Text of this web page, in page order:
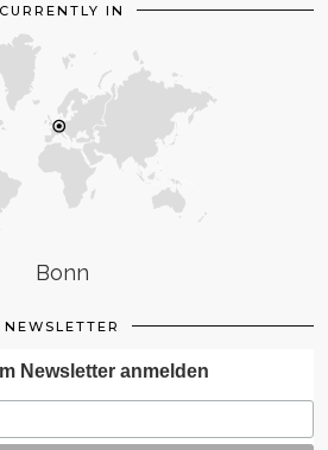
CURRENTLY IN
Bonn
NEWSLETTER
Newsletter anmelden